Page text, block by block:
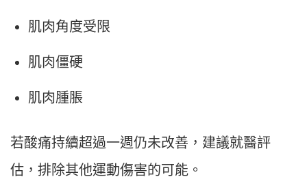
肌肉角度受限
肌肉僵硬
肌肉腫脹
若酸痛持續超過一週仍未改善，建議就醫評
估，排除其他運動傷害的可能。